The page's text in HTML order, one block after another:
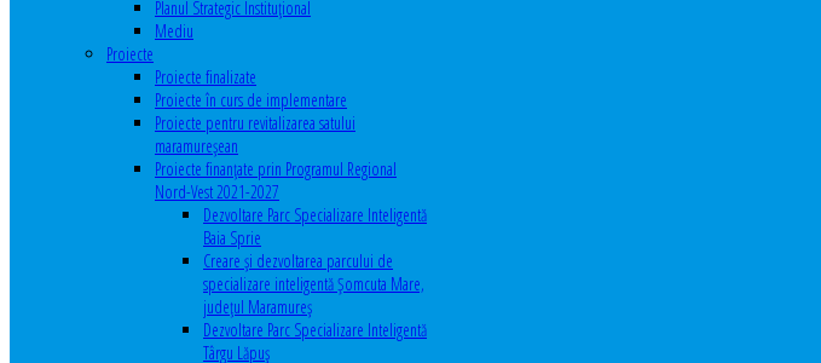
Planul Strategic Instituţional
Mediu
Proiecte
Proiecte finalizate
Proiecte în curs de implementare
Proiecte pentru revitalizarea satului
maramureşean
Proiecte finanțate prin Programul Regional
Nord-Vest 2021-2027
Dezvoltare Parc Specializare Inteligentă
Baia Sprie
Creare și dezvoltarea parcului de
specializare inteligentă Șomcuta Mare,
județul Maramureș
Dezvoltare Parc Specializare Inteligentă
Târgu Lăpuș